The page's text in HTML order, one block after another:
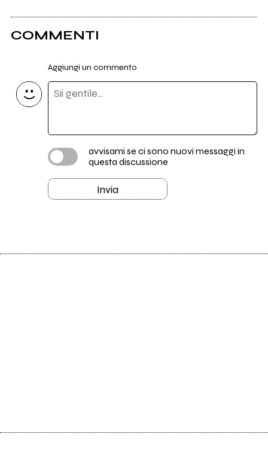
COMMENTI
Aggiungi un commento
avvisami se ci sono nuovi messaggi in
questa discussione
Invia